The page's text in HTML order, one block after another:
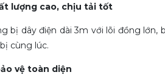
lượng cao, chịu tải tốt
bị dây điện dài 3m với lõi đồng
cùng lúc.
vệ toàn diện